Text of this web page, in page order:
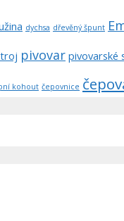
dychsa dřevěný špunt
pivovar pivovarské
kohout čepovnice